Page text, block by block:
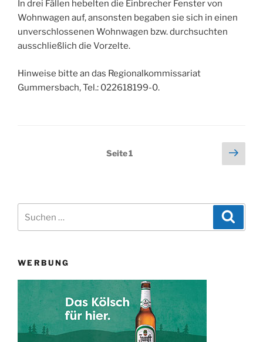
In drei Fällen hebelten die Einbrecher Fenster von
Wohnwagen auf, ansonsten begaben sie sich in einen
unverschlossenen Wohnwagen bzw. durchsuchten
ausschließlich die Vorzelte.
Hinweise bitte an das Regionalkommissariat
Gummersbach, Tel.: 022618199-0.
Seitennummerierung
Seite1
nach:
WERBUNG